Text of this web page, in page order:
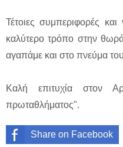
Τέτοιες συμπεριφορές
καλύτερο τρόπο στην
αγαπάμε και στο πνεύμα
Καλή επιτυχία στον
πρωταθλήματος".
Share on Facebook